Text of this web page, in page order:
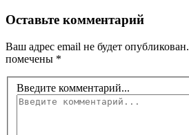
Оставьте комментарий
Ваш адрес email не будет опубликован.
помечены *
Введите комментарий...